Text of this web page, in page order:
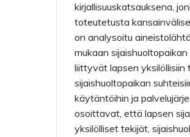
kirjallisuuskatsauksena,
toteutetusta
on analysoitu
mukaan
liittyvät lapsen yksilöllisiin
sijaishuoltopaikan
käytäntöihin ja
osoittavat, että lapsen
yksilölliset tekijät,